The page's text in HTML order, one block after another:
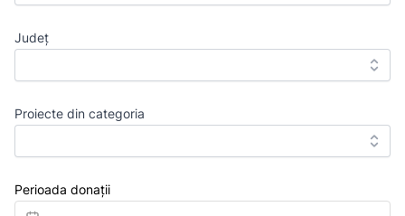
Județ
Proiecte din categoria
Perioada donații